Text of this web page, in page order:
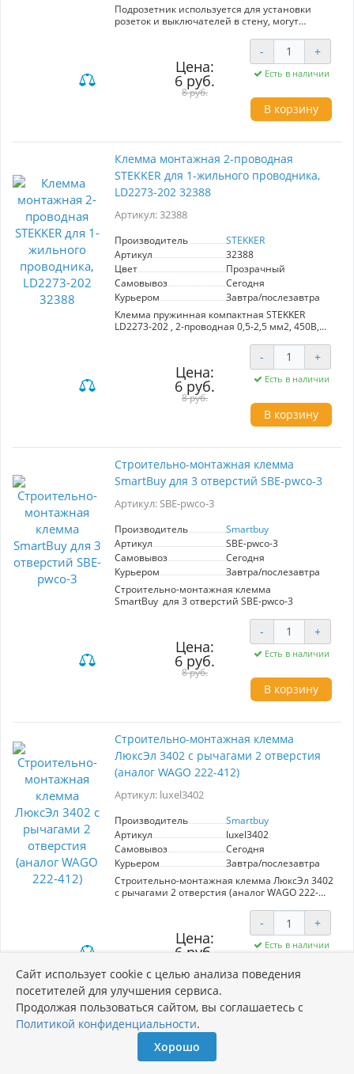
Подрозетник используется для установки
розеток и выключателей в стену, могут
Цена:
6 руб.
8 руб.
- +
Есть в наличии
В корзину
Клемма монтажная 2-проводная
STEKKER для 1-жильного проводника,
LD2273-202 32388
Артикул: 32388
Производитель
STEKKER
Артикул
32388
Цвет
Прозрачный
Самовывоз
Сегодня
Курьером
Завтра/послезавтра
Клемма пружинная компактная STEKKER
LD2273-202 , 2-проводная 0,5-2,5 мм2, 450В,
поликарбонат, латунь, сталь. Тип провода
одножильный, материал провода медь,
температура окружающей среды -20...+40°C
Цена:
6 руб.
8 руб.
- +
Есть в наличии
В корзину
Строительно-монтажная клемма
SmartBuy для 3 отверстий SBE-pwco-3
Артикул: SBE-pwco-3
Производитель
Smartbuy
Артикул
SBE-pwco-3
Самовывоз
Сегодня
Курьером
Завтра/послезавтра
Строительно-монтажная клемма
SmartBuy для 3 отверстий SBE-pwco-3
Цена:
6 руб.
8 руб.
- +
Есть в наличии
В корзину
Cтроительно-монтажная клемма
ЛюксЭл 3402 с рычагами 2 отверстия
(аналог WAGO 222-412)
Артикул: luxel3402
Производитель
Smartbuy
Артикул
luxel3402
Самовывоз
Сегодня
Курьером
Завтра/послезавтра
Cтроительно-монтажная клемма ЛюксЭл 3402
с рычагами 2 отверстия (аналог WAGO 222-
Цена:
6 руб.
- +
Есть в наличии
В корзину
Строительно-монтажная клемма
SmartBuy для 4 отверстий SBE-pwco-4
Сайт использует cookie с целью анализа поведения
посетителей для улучшения сервиса.
Продолжая пользоваться сайтом, вы соглашаетесь с
Политикой конфиденциальности.
Хорошо